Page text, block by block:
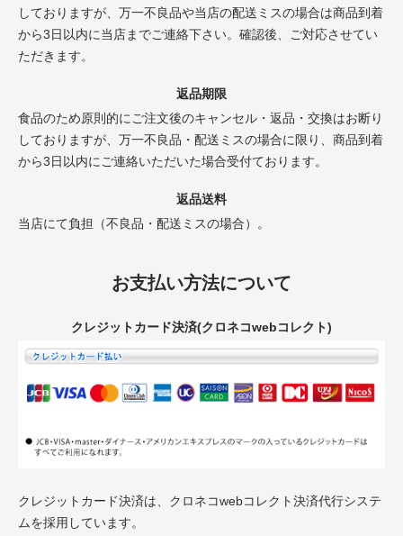
しておりますが、万一不良品や当店の配送ミスの場合は商品到着
から3日以内に当店までご連絡下さい。確認後、ご対応させてい
ただきます。
返品期限
食品のため原則的にご注文後のキャンセル・返品・交換はお断り
しておりますが、万一不良品・配送ミスの場合に限り、商品到着
から3日以内にご連絡いただいた場合受付ております。
返品送料
当店にて負担（不良品・配送ミスの場合）。
お支払い方法について
クレジットカード決済(クロネコwebコレクト)
クレジットカード決済は、クロネコwebコレクト決済代行システ
ムを採用しています。